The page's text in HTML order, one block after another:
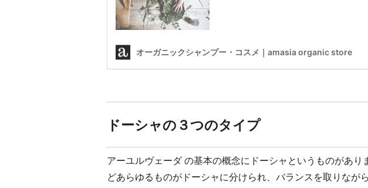
ドーシャの３つのタイプ
アーユルヴェーダ の基本の概念にドーシャというものがあり
どあらゆるものがドーシャに分けられ、バランスを取りなが